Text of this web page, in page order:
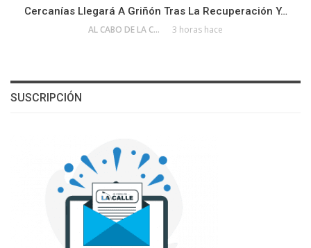
Cercanías Llegará A Griñón Tras La Recuperación Y…
AL CABO DE LA CALLE 3 horas hace
SUSCRIPCIÓN